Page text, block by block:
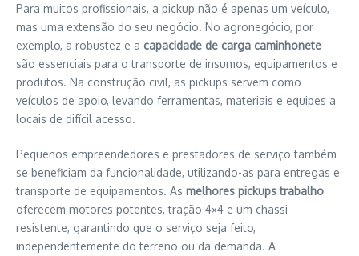
Para muitos profissionais, a pickup não é apenas um veículo,
mas uma extensão do seu negócio. No agronegócio, por
exemplo, a robustez e a capacidade de carga caminhonete
são essenciais para o transporte de insumos, equipamentos e
produtos. Na construção civil, as pickups servem como
veículos de apoio, levando ferramentas, materiais e equipes a
locais de difícil acesso.
Pequenos empreendedores e prestadores de serviço também
se beneficiam da funcionalidade, utilizando-as para entregas e
transporte de equipamentos. As melhores pickups trabalho
oferecem motores potentes, tração 4×4 e um chassi
resistente, garantindo que o serviço seja feito,
independentemente do terreno ou da demanda. A